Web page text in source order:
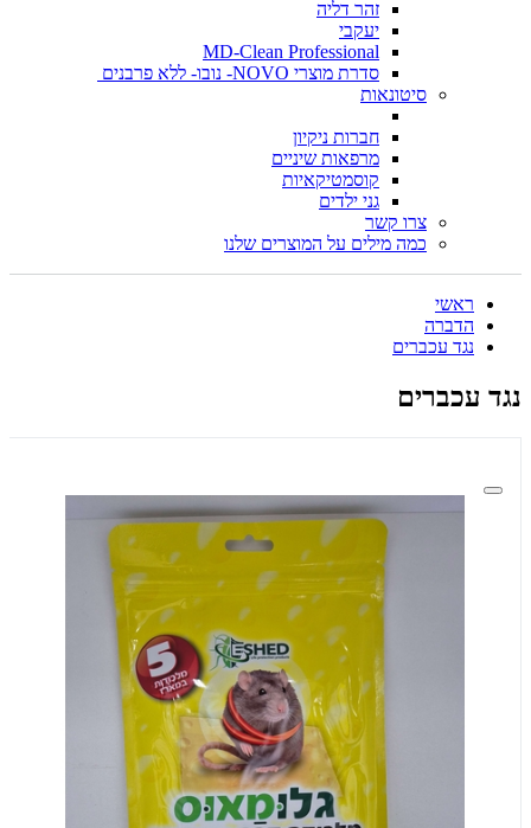
זהר דליה
יעקבי
MD-Clean Professional
סדרת מוצרי NOVO- נובו- ללא פרבנים
סיטונאות
חברות ניקיון
מרפאות שיניים
קוסמטיקאיות
גני ילדים
צרו קשר
כמה מילים על המוצרים שלנו
ראשי
הדברה
נגד עכברים
נגד עכברים